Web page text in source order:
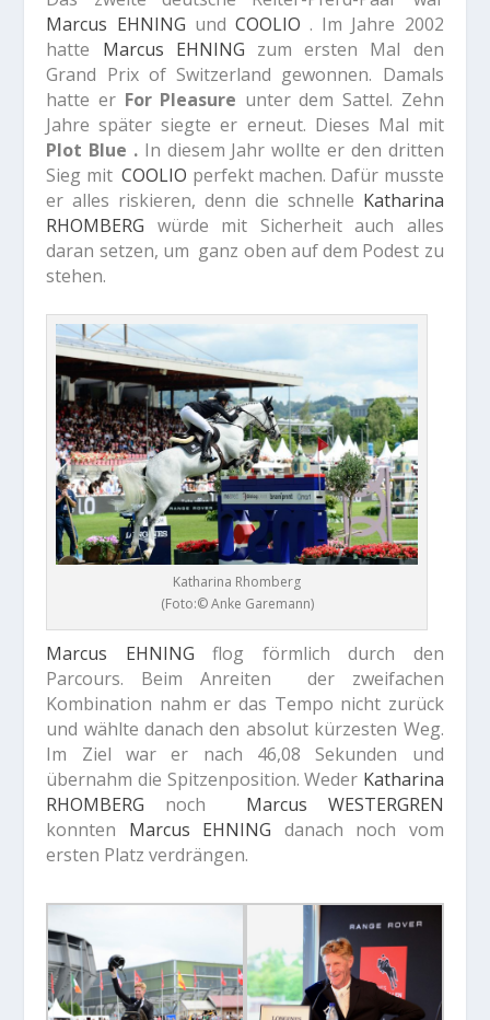
Marcus EHNING und COOLIO . Im Jahre 2002
hatte Marcus EHNING zum ersten Mal den
Grand Prix of Switzerland gewonnen. Damals
hatte er For Pleasure unter dem Sattel. Zehn
Jahre später siegte er erneut. Dieses Mal mit
Plot Blue . In diesem Jahr wollte er den dritten
Sieg mitCOOLIO perfekt machen. Dafür musste
er alles riskieren, denn die schnelle Katharina
RHOMBERG würde mit Sicherheit auch alles
daran setzen, um ganz oben auf dem Podest zu
stehen.
Katharina Rhomberg
(Foto:© Anke Garemann)
Marcus EHNING flog förmlich durch den
Parcours. Beim Anreiten der zweifachen
Kombination nahm er das Tempo nicht zurück
und wählte danach den absolut kürzesten Weg.
Im Ziel war er nach 46,08 Sekunden und
übernahm die Spitzenposition. Weder Katharina
RHOMBERG noch Marcus WESTERGREN
konnten Marcus EHNING danach noch vom
ersten Platz verdrängen.